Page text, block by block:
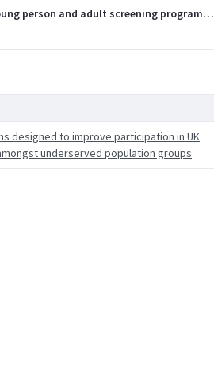
Young person and adult screening programmes - participation in UK national screening programmes
designed to improve participation in UK
underserved population groups